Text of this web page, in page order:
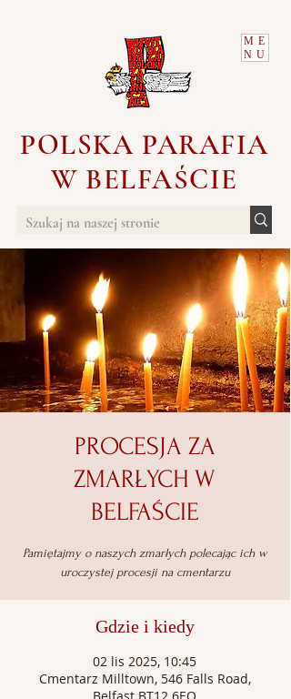
POLSKA PARAFIA
W BELFAŚCIE
ME
NU
PROCESJA ZA
ZMARŁYCH W
BELFAŚCIE
Pamiętajmy o naszych zmarłych polecając ich w
uroczystej procesji na cmentarzu
Gdzie i kiedy
02 lis 2025, 10:45
Cmentarz Milltown, 546 Falls Road,